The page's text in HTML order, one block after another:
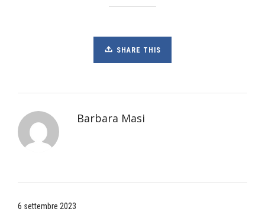
SHARE THIS
Barbara Masi
6 settembre 2023